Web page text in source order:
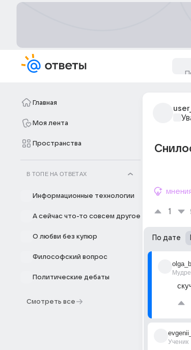
Главная
Моя лента
Пространства
В ТОПЕ НА ОТВЕТАХ
Информационные технологии
А сейчас что-то совсем другое
О любви без купюр
Философский вопрос
Политические дебаты
Смотреть все
1
По дате
Ученик